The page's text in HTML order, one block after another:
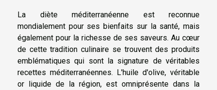
La diète méditerranéenne est reconnue
mondialement pour ses bienfaits sur la santé, mais
également pour la richesse de ses saveurs. Au cœur
de cette tradition culinaire se trouvent des produits
emblématiques qui sont la signature de véritables
recettes méditerranéennes. L'huile d'olive, véritable
or liquide de la région, est omniprésente dans la